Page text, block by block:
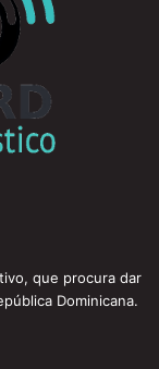
que procura dar
Dominicana.